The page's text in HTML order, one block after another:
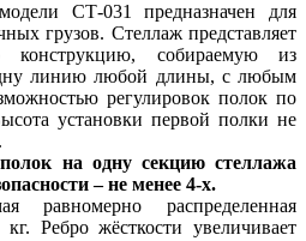
СТ-031 предназначен для
грузов. Стеллаж представляет
конструкцию, собираемую из
линию любой длины, с любым
регулировок полок по
установки первой полки не
на одну секцию стеллажа
– не менее 4-х.
равномерно распределенная
Ребро жёсткости увеличивает